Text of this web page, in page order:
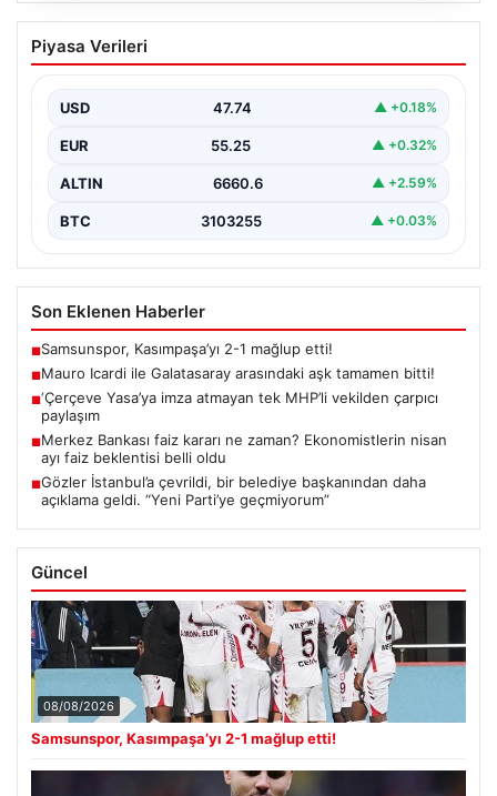
Mauro Icardi ile Galatasaray arasındaki
aşk tamamen bitti!
Piyasa Verileri
USD 47.74 ▲ +0.18%
EUR 55.25 ▲ +0.32%
ALTIN 6660.6 ▲ +2.59%
BTC 3103255 ▲ +0.03%
Son Eklenen Haberler
■Samsunspor, Kasımpaşa’yı 2-1 mağlup etti!
■Mauro Icardi ile Galatasaray arasındaki aşk tamamen bitti!
■‘Çerçeve Yasa’ya imza atmayan tek MHP’li vekilden çarpıcı
paylaşım
■Merkez Bankası faiz kararı ne zaman? Ekonomistlerin nisan
ayı faiz beklentisi belli oldu
■Gözler İstanbul’a çevrildi, bir belediye başkanından daha
açıklama geldi. “Yeni Parti’ye geçmiyorum”
Güncel
08/08/2026
Samsunspor, Kasımpaşa’yı 2-1 mağlup etti!